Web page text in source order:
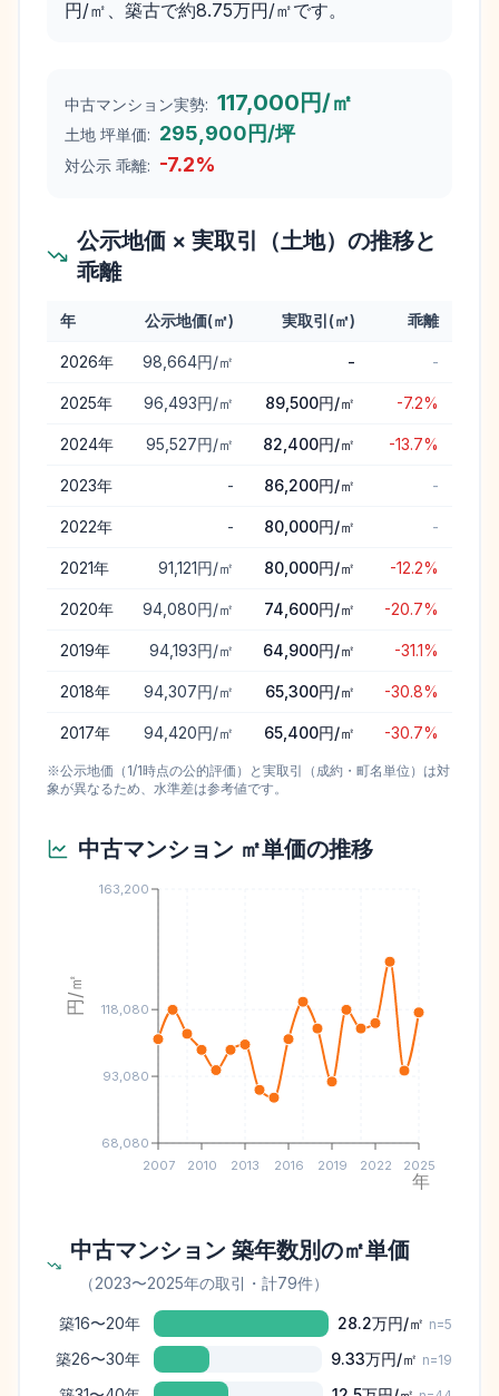
円/㎡、築古で約8.75万円/㎡です。
中古マンション実勢: 117,000円/㎡
土地 坪単価: 295,900円/坪
対公示 乖離: -7.2%
公示地価 × 実取引（土地）の推移と
乖離
年 公示地価(㎡) 実取引(㎡) 乖離
2026年 98,664円/㎡ - -
2025年 96,493円/㎡ 89,500円/㎡ -7.2%
2024年 95,527円/㎡ 82,400円/㎡ -13.7%
2023年 - 86,200円/㎡ -
2022年 - 80,000円/㎡ -
2021年 91,121円/㎡ 80,000円/㎡ -12.2%
2020年 94,080円/㎡ 74,600円/㎡ -20.7%
2019年 94,193円/㎡ 64,900円/㎡ -31.1%
2018年 94,307円/㎡ 65,300円/㎡ -30.8%
2017年 94,420円/㎡ 65,400円/㎡ -30.7%
※公示地価（1/1時点の公的評価）と実取引（成約・町名単位）は対
象が異なるため、水準差は参考値です。
中古マンション ㎡単価の推移
2007 2010 2013 2016 2019 2022 2025
年
68,080
93,080
118,080
163,200
円/㎡
中古マンション 築年数別の㎡単価
（2023〜2025年の取引 ・計79件）
築16〜20年 28.2万円/㎡ n=5
築26〜30年 9.33万円/㎡ n=19